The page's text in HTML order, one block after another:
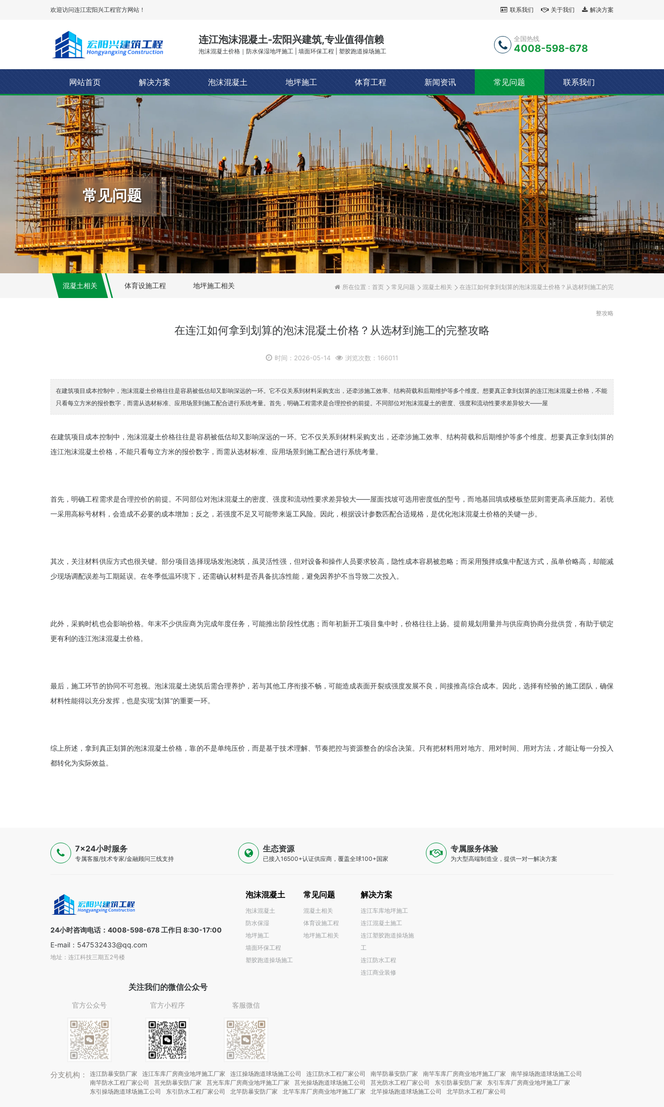
欢迎访问连江宏阳兴工程官方网站！ 解决方案
关于我们
联系我们
连江泡沫混凝土-宏阳兴建筑,专业值得信赖
泡沫混凝土价格｜防水保湿地坪施工 | 墙面环保工程 | 塑胶跑道操场施工
全国热线
4008-598-678
网站首页 解决方案 泡沫混凝土 地坪施工 体育工程 新闻资讯 常见问题 联系我们
常见问题
混凝土相关 体育设施工程 地坪施工相关 所在位置： 首页 常见问题 混凝土相关 在连江如何拿到划算的泡沫混凝土价格？从选材到施工的完
整攻略
在连江如何拿到划算的泡沫混凝土价格？从选材到施工的完整攻略
时间：2026-05-14 浏览次数：166011
在建筑项目成本控制中，泡沫混凝土价格往往是容易被低估却又影响深远的一环。它不仅关系到材料采购支出，还牵涉施工效率、结构荷载和后期维护等多个维度。想要真正拿到划算的连江泡沫混凝土价格，不能
只看每立方米的报价数字，而需从选材标准、应用场景到施工配合进行系统考量。首先，明确工程需求是合理控价的前提。不同部位对泡沫混凝土的密度、强度和流动性要求差异较大——屋
在建筑项目成本控制中，泡沫混凝土价格往往是容易被低估却又影响深远的一环。它不仅关系到材料采购支出，还牵涉施工效率、结构荷载和后期维护等多个维度。想要真正拿到划算的
连江泡沫混凝土价格，不能只看每立方米的报价数字，而需从选材标准、应用场景到施工配合进行系统考量。
首先，明确工程需求是合理控价的前提。不同部位对泡沫混凝土的密度、强度和流动性要求差异较大——屋面找坡可选用密度低的型号，而地基回填或楼板垫层则需更高承压能力。若统
一采用高标号材料，会造成不必要的成本增加；反之，若强度不足又可能带来返工风险。因此，根据设计参数匹配合适规格，是优化泡沫混凝土价格的关键一步。
其次，关注材料供应方式也很关键。部分项目选择现场发泡浇筑，虽灵活性强，但对设备和操作人员要求较高，隐性成本容易被忽略；而采用预拌或集中配送方式，虽单价略高，却能减
少现场调配误差与工期延误。在冬季低温环境下，还需确认材料是否具备抗冻性能，避免因养护不当导致二次投入。
此外，采购时机也会影响价格。年末不少供应商为完成年度任务，可能推出阶段性优惠；而年初新开工项目集中时，价格往往上扬。提前规划用量并与供应商协商分批供货，有助于锁定
更有利的连江泡沫混凝土价格。
最后，施工环节的协同不可忽视。泡沫混凝土浇筑后需合理养护，若与其他工序衔接不畅，可能造成表面开裂或强度发展不良，间接推高综合成本。因此，选择有经验的施工团队，确保
材料性能得以充分发挥，也是实现“划算”的重要一环。
综上所述，拿到真正划算的泡沫混凝土价格，靠的不是单纯压价，而是基于技术理解、节奏把控与资源整合的综合决策。只有把材料用对地方、用对时间、用对方法，才能让每一分投入
都转化为实际效益。
7×24小时服务
专属客服/技术专家/金融顾问三线支持
生态资源
已接入16500+认证供应商，覆盖全球100+国家
专属服务体验
为大型高端制造业，提供一对一解决方案
24小时咨询电话：4008-598-678 工作日 8:30-17:00
E-mail：547532433@qq.com
地址：连江科技三期五2号楼
泡沫混凝土
泡沫混凝土
防水保湿
地坪施工
墙面环保工程
塑胶跑道操场施工
常见问题
混凝土相关
体育设施工程
地坪施工相关
解决方案
连江车库地坪施工
连江混凝土施工
连江塑胶跑道操场施
工
连江防水工程
连江商业装修
关注我们的微信公众号
官方公众号 官方小程序 客服微信
分支机构： 连江防暴安防厂家 连江车库厂房商业地坪施工厂家 连江操场跑道球场施工公司 连江防水工程厂家公司 南竿防暴安防厂家 南竿车库厂房商业地坪施工厂家
南竿操场跑道球场施工公司
南竿防水工程厂家公司
莒光防暴安防厂家 莒光车库厂房商业地坪施工厂家 莒光操场跑道球场施工公司 莒光防水工程厂家公司 东引防暴安防厂家
东引车库厂房商业地坪施工厂家
东引操场跑道球场施工公司
东引防水工程厂家公司 北竿防暴安防厂家 北竿车库厂房商业地坪施工厂家 北竿操场跑道球场施工公司 北竿防水工程厂家公司